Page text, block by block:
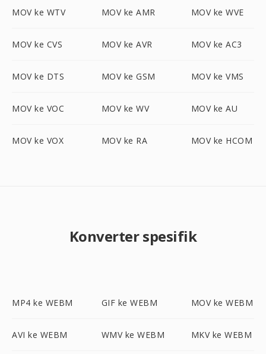
MOV ke WTV MOV ke AMR MOV ke WVE
MOV ke CVS MOV ke AVR MOV ke AC3
MOV ke DTS MOV ke GSM MOV ke VMS
MOV ke VOC MOV ke WV MOV ke AU
MOV ke VOX MOV ke RA MOV ke HCOM
Konverter spesifik
MP4 ke WEBM GIF ke WEBM MOV ke WEBM
AVI ke WEBM WMV ke WEBM MKV ke WEBM